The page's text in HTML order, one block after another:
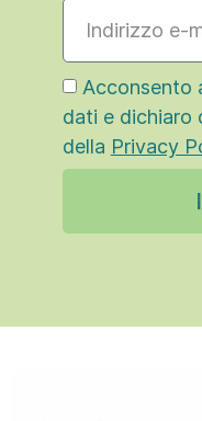
Acconsento
dati e dichiaro
della Privacy